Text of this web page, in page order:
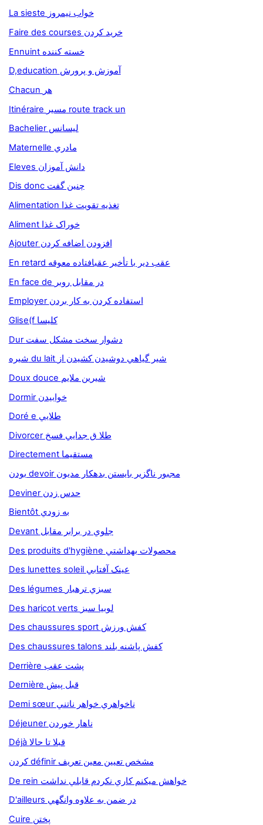
La sieste خواب نيمروز
Faire des courses خريد کردن
Ennuint خسته کننده
D,education آموزش و پرورش
Chacun هر
Itinéraire مسير route track un
Bachelier ليسانس
Maternelle مادري
Eleves دانش آموزان
Dis donc چنين گفت
Alimentation تغذيه تقويت غذا
Aliment خوراک غذا
Ajouter افزودن اضافه کردن
En retard عقب دير با تأخير عقبافتاده معوقه
En face de در مقابل روبر
Employer استفاده کردن به کار بردن
Glise(f كليسا
Dur دشوار سخت مشکل سفت
شيره du lait شير گياهي دوشيدن کشيدن از
Doux douce شيرين ملايم
Dormir خوابيدن
Doré e طلايي
Divorcer طلا ق جدايي فسخ
Directement مستقيما
بودن devoir مجبور ناگزير بايستن بدهکار مديون
Deviner حدس زدن
Bientôt به زودي
Devant جلوي در برابر مقابل
Des produits d'hygiène محصولات بهداشتي
Des lunettes soleil عينک آفتابي
Des légumes سبزي ترهبار
Des haricot verts لوبيا سبز
Des chaussures sport كفش ورزش
Des chaussures talons كفش پاشنه بلند
Derrière پشت عقب
Dernière قبل پيش
Demi sœur ناخواهري خواهر ناتني
Déjeuner ناهار خوردن
Déjà قبلا تا حالا
کردن définir مشخص تعيين معين تعريف
De rein خواهش ميکنم کاري نکردم قابلي نداشت
D'ailleurs در ضمن به علاوه وانگهي
Cuire پختن